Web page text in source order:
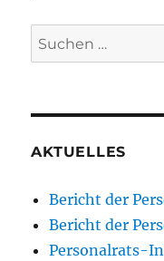
Suchen
nach:
AKTUELLES
Bericht der
Bericht der
Personalrats-